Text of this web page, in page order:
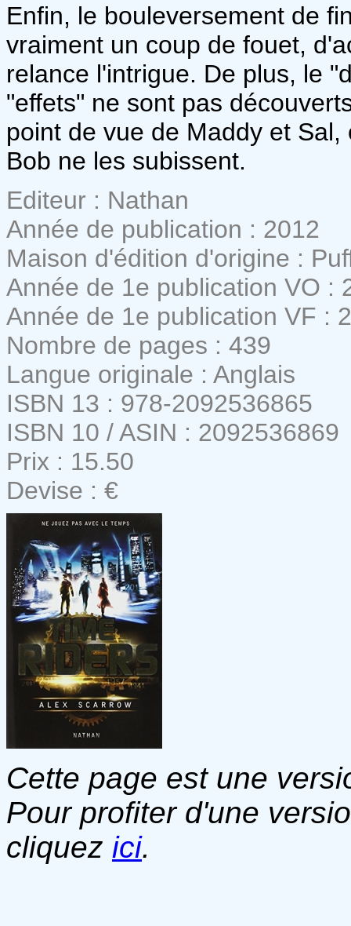
Enfin, le bouleversement de
vraiment un coup de fouet,
relance l'intrigue. De plus, le
"effets" ne sont pas
point de vue de Maddy et
Bob ne les subissent.
Editeur : Nathan
Année de publication : 2012
Maison d'édition d'origine :
Année de 1e publication VO :
Année de 1e publication VF :
Nombre de pages : 439
Langue originale : Anglais
ISBN 13 : 978-2092536865
ISBN 10 / ASIN : 2092536869
Prix : 15.50
Devise : €
Cette page est une
Pour profiter d'une
cliquez ici.